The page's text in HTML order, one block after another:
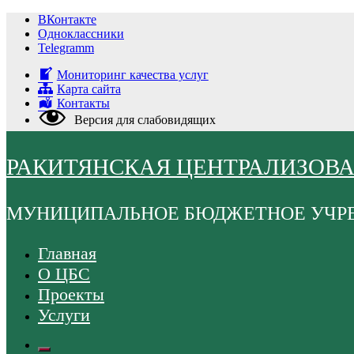
Перейти
содержимому
ВКонтакте
Одноклассники
Telegramm
Мониторинг качества услуг
Карта сайта
Контакты
Версия для слабовидящих
РАКИТЯНСКАЯ
МУНИЦИПАЛЬНОЕ БЮДЖЕТНОЕ
Главная
О ЦБС
Проекты
Услуги